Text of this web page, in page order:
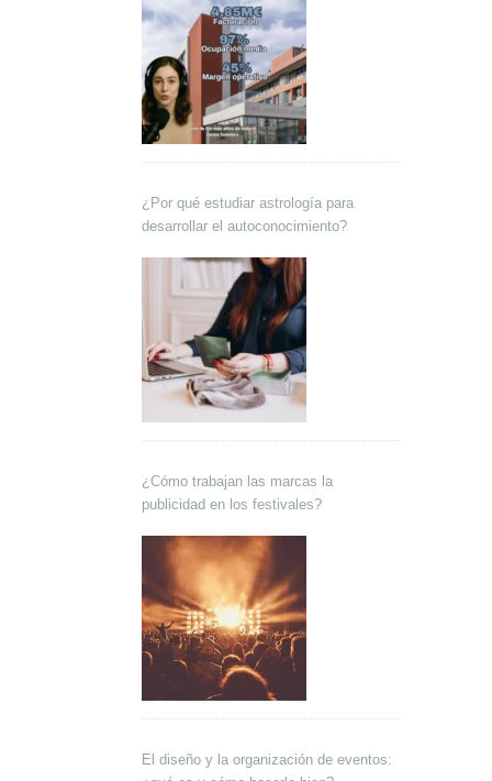
¿Por qué estudiar astrología para
desarrollar el autoconocimiento?
¿Cómo trabajan las marcas la
publicidad en los festivales?
El diseño y la organización de eventos: